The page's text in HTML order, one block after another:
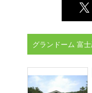
グランドーム 富